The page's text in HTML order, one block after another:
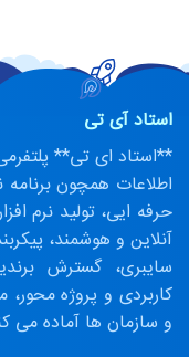
استاد آی تی
**استاد ای تی**
اطلاعات همچون
سایبری، گسترش
کاربردی و پروژه
و سازمان ها آماده می